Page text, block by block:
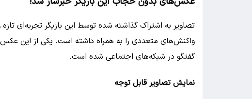
تصاویر به اشتراک گذاشته شده توسط این بازیگر تجربه‌ای
واکنش‌های متعددی را به همراه داشته است. یکی از این
گفتگو در شبکه‌های اجتماعی شده است.
نمایش تصاویر قابل توجه